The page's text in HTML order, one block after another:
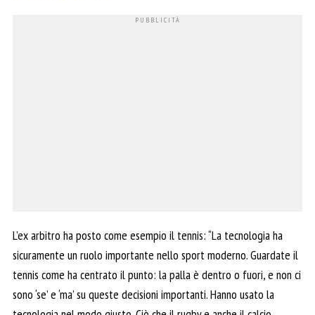
L’ex arbitro ha posto come esempio il tennis: “La tecnologia ha
sicuramente un ruolo importante nello sport moderno. Guardate il
tennis come ha centrato il punto: la palla è dentro o fuori, e non ci
sono ‘se’ e ‘ma’ su queste decisioni importanti. Hanno usato la